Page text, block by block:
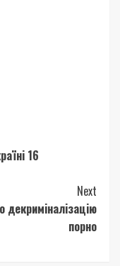
16
Next
декриміналізацію
порно